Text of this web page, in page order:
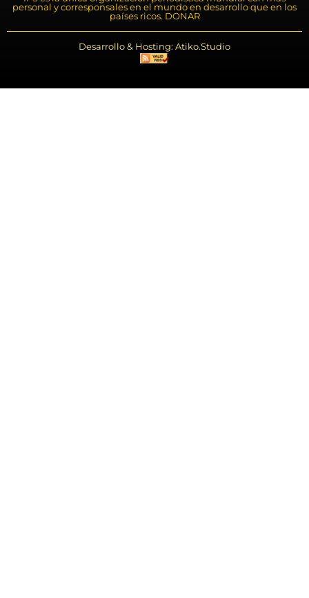
personal y corresponsales en el mundo en desarrollo que en los
países ricos. DONAR
Desarrollo & Hosting: Atiko.Studio